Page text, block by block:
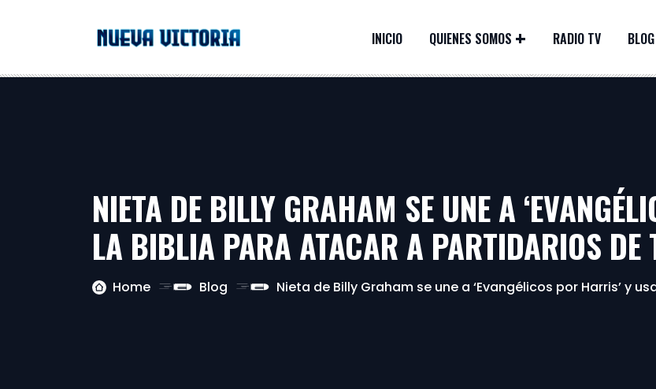
INICIO QUIENES SOMOS RADIO TV BLOG
NIETA DE BILLY GRAHAM SE UNE A
LA BIBLIA PARA ATACAR A PARTIDARIOS DE
Home Blog Nieta de Billy Graham se une a ‘Evangélicos por Harris’ y